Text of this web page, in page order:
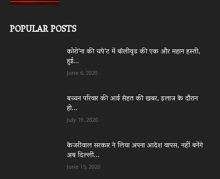
POPULAR POSTS
कोरो’ना की चपे’ट में बॉलीवुड की एक और महान हस्ती,
हुई...
June 6, 2020
बच्चन परिवार की आई सेहत की खबर, इलाज के दौरान
हो...
July 19, 2020
केजरीवाल सरकार ने लिया अपना आदेश वापस, नहीं बनेंगे
अब दिल्ली...
June 15, 2020